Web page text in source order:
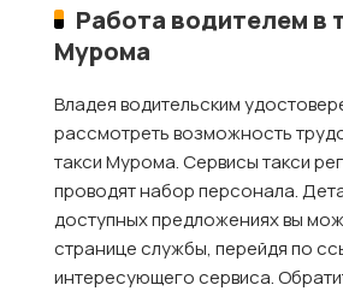
Работа водителем в
Мурома
Владея водительским
рассмотреть возможность
такси Мурома. Сервисы такси
проводят набор персонала.
доступных предложениях вы
странице службы, перейдя по
интересующего сервиса.